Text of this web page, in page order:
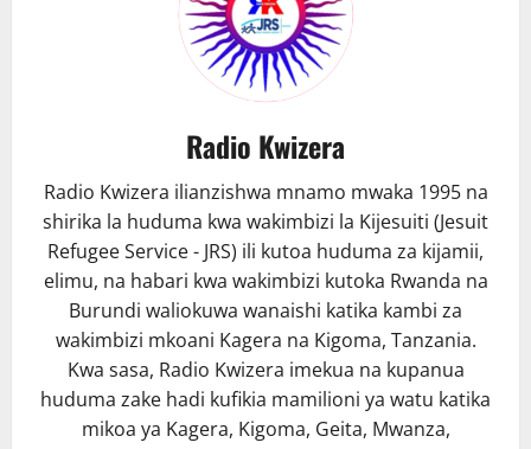
Radio Kwizera
Radio Kwizera ilianzishwa mnamo mwaka 1995 na
shirika la huduma kwa wakimbizi la Kijesuiti (Jesuit
Refugee Service - JRS) ili kutoa huduma za kijamii,
elimu, na habari kwa wakimbizi kutoka Rwanda na
Burundi waliokuwa wanaishi katika kambi za
wakimbizi mkoani Kagera na Kigoma, Tanzania.
Kwa sasa, Radio Kwizera imekua na kupanua
huduma zake hadi kufikia mamilioni ya watu katika
mikoa ya Kagera, Kigoma, Geita, Mwanza,